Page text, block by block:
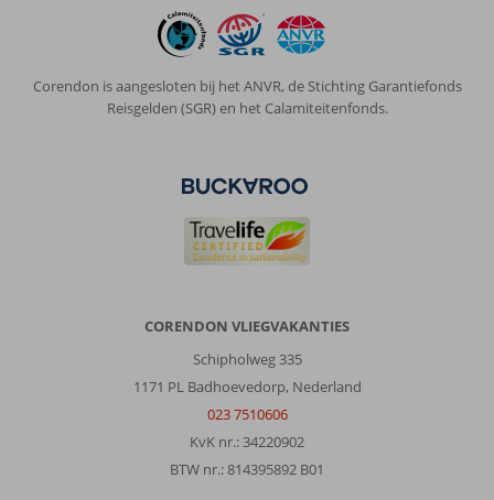
Corendon is aangesloten bij het ANVR, de Stichting Garantiefonds
Reisgelden (SGR) en het Calamiteitenfonds.
CORENDON VLIEGVAKANTIES
Schipholweg 335
1171 PL Badhoevedorp, Nederland
023 7510606
KvK nr.: 34220902
BTW nr.: 814395892 B01